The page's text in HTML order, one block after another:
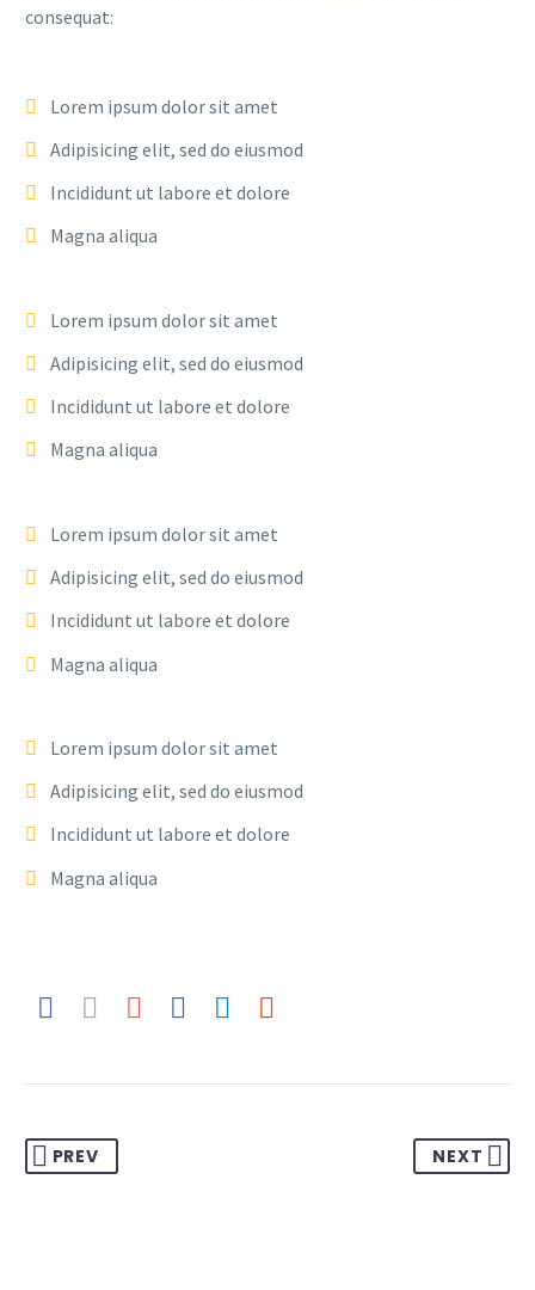
consequat:
Lorem ipsum dolor sit amet
Adipisicing elit, sed do eiusmod
Incididunt ut labore et dolore
Magna aliqua
Lorem ipsum dolor sit amet
Adipisicing elit, sed do eiusmod
Incididunt ut labore et dolore
Magna aliqua
Lorem ipsum dolor sit amet
Adipisicing elit, sed do eiusmod
Incididunt ut labore et dolore
Magna aliqua
Lorem ipsum dolor sit amet
Adipisicing elit, sed do eiusmod
Incididunt ut labore et dolore
Magna aliqua
PREV NEXT